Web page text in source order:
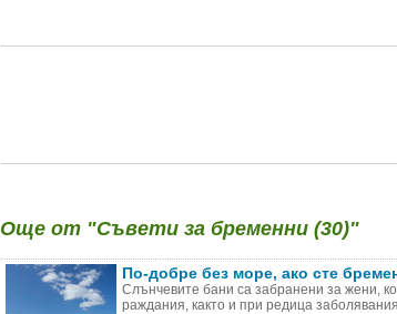
Още от "Съвети за бременни (30)"
По-добре без море, ако сте
Слънчевите бани са забранени за жени,
раждания, както и при редица